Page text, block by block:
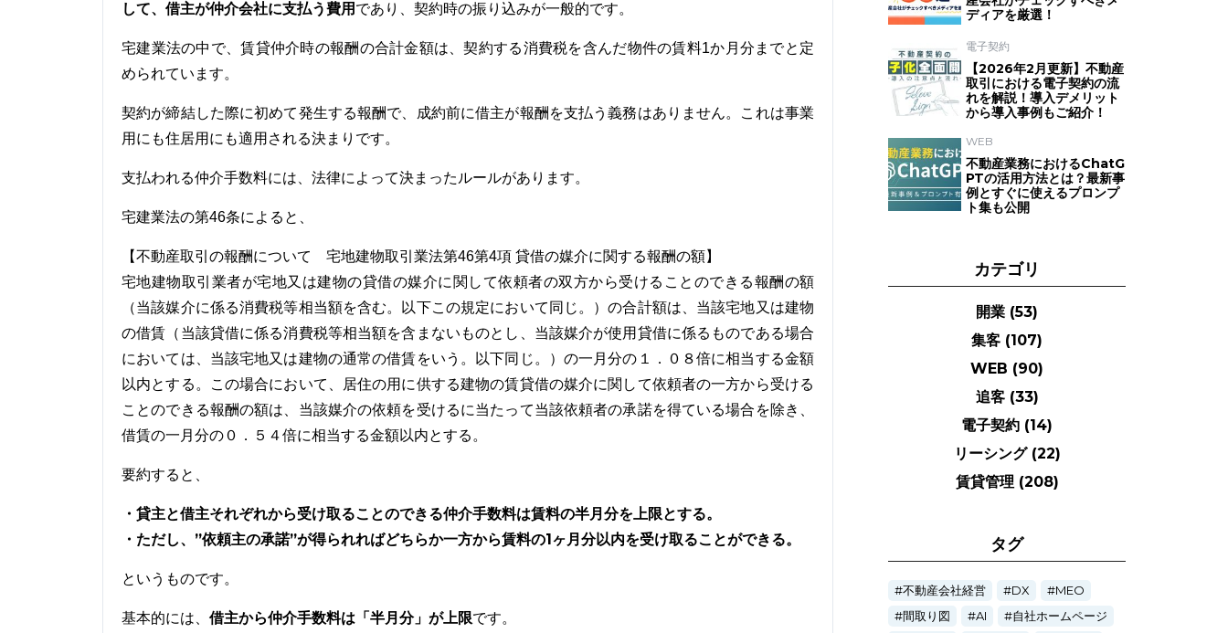
して、借主が仲介会社に支払う費用 であり、契約時の振り込みが一般的です。
宅建業法の中で、賃貸仲介時の報酬の合計金額は、契約する消費税を含んだ物件の賃料1か月分までと定
められています。
契約が締結した際に初めて発生する報酬で、成約前に借主が報酬を支払う義務はありません。これは事業
用にも住居用にも適用される決まりです。
支払われる仲介手数料には、法律によって決まったルールがあります。
宅建業法の第46条によると、
【不動産取引の報酬について 宅地建物取引業法第46第4項 貸借の媒介に関する報酬の額】
宅地建物取引業者が宅地又は建物の貸借の媒介に関して依頼者の双方から受けることのできる報酬の額
（当該媒介に係る消費税等相当額を含む。以下この規定において同じ。）の合計額は、当該宅地又は建物
の借賃（当該貸借に係る消費税等相当額を含まないものとし、当該媒介が使用貸借に係るものである場合
においては、当該宅地又は建物の通常の借賃をいう。以下同じ。）の一月分の１．０８倍に相当する金額
以内とする。この場合において、居住の用に供する建物の賃貸借の媒介に関して依頼者の一方から受ける
ことのできる報酬の額は、当該媒介の依頼を受けるに当たって当該依頼者の承諾を得ている場合を除き、
借賃の一月分の０．５４倍に相当する金額以内とする。
要約すると、
・貸主と借主それぞれから受け取ることのできる仲介手数料は賃料の半月分を上限とする。
・ただし、”依頼主の承諾”が得られればどちらか一方から賃料の1ヶ月分以内を受け取ることができる。
というものです。
基本的には、 借主から仲介手数料は「半月分」が上限です。
ディアを厳選！
電子契約
【2026年2月更新】不動産
取引における電子契約の流
れを解説！導入デメリット
から導入事例もご紹介！
WEB
不動産業務におけるChatG
PTの活用方法とは？最新事
例とすぐに使えるプロンプ
ト集も公開
カテゴリ
開業 (53)
集客 (107)
WEB (90)
追客 (33)
電子契約 (14)
リーシング (22)
賃貸管理 (208)
タグ
不動産会社経営 DX
MEO
間取り図
AI
自社ホームページ